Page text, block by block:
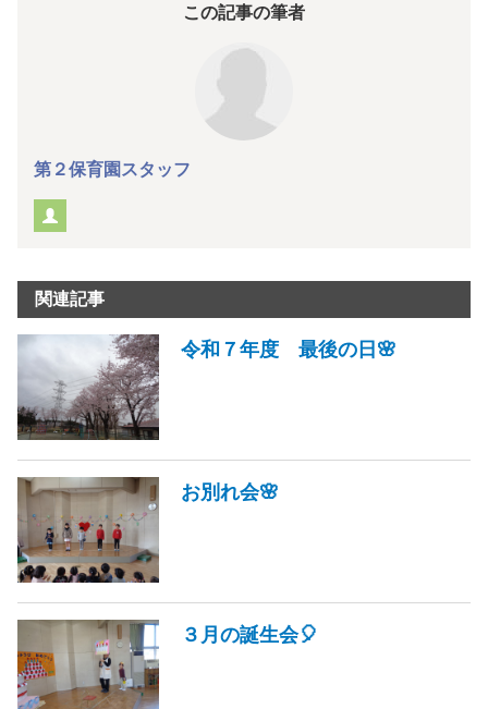
この記事の筆者
第２保育園スタッフ
関連記事
令和７年度 最後の日🌸
お別れ会🌸
３月の誕生会🎈